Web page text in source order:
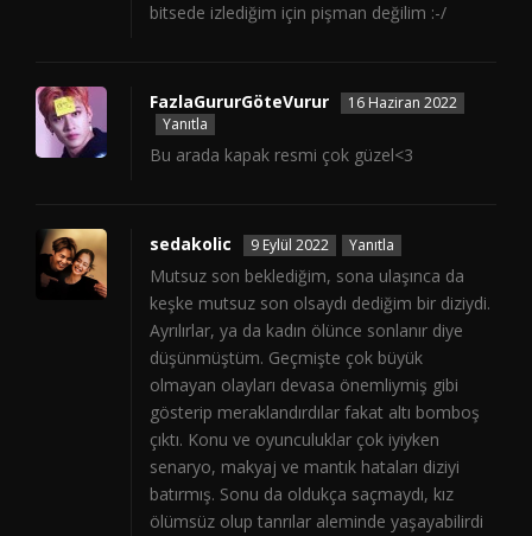
bitsede izlediğim için pişman değilim :-/
FazlaGururGöteVurur
16 Haziran 2022
Yanıtla
Bu arada kapak resmi çok güzel<3
sedakolic 9 Eylül 2022 Yanıtla
Mutsuz son beklediğim, sona ulaşınca da
keşke mutsuz son olsaydı dediğim bir diziydi.
Ayrılırlar, ya da kadın ölünce sonlanır diye
düşünmüştüm. Geçmişte çok büyük
olmayan olayları devasa önemliymiş gibi
gösterip meraklandırdılar fakat altı bomboş
çıktı. Konu ve oyunculuklar çok iyiyken
senaryo, makyaj ve mantık hataları diziyi
batırmış. Sonu da oldukça saçmaydı, kız
ölümsüz olup tanrılar aleminde yaşayabilirdi